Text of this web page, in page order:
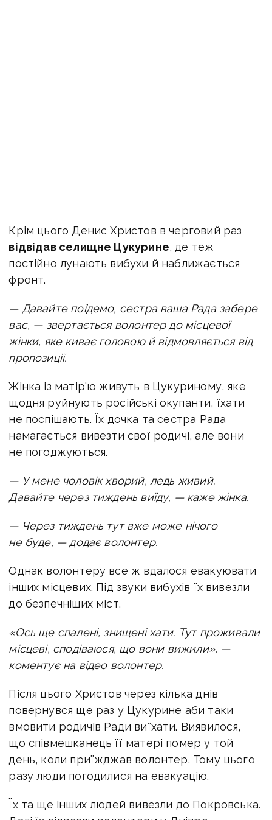
Крім цього Денис Христов в черговий раз
відвідав селищне Цукурине, де теж
постійно лунають вибухи й наближається
фронт.
— Давайте поїдемо, сестра ваша Рада забере
вас, — звертається волонтер до місцевої
жінки, яке киває головою й відмовляється від
пропозиції.
Жінка із матір'ю живуть в Цукуриному, яке
щодня руйнують російські окупанти, їхати
не поспішають. Їх дочка та сестра Рада
намагається вивезти свої родичі, але вони
не погоджуються.
— У мене чоловік хворий, ледь живий.
Давайте через тиждень виїду, — каже жінка.
— Через тиждень тут вже може нічого
не буде, — додає волонтер.
Однак волонтеру все ж вдалося евакуювати
інших місцевих. Під звуки вибухів їх вивезли
до безпечніших міст.
«Ось ще спалені, знищені хати. Тут проживали
місцеві, сподіваюся, що вони вижили», —
коментує на відео волонтер.
Після цього Христов через кілька днів
повернувся ще раз у Цукурине аби таки
вмовити родичів Ради виїхати. Виявилося,
що співмешканець її матері помер у той
день, коли приїжджав волонтер. Тому цього
разу люди погодилися на евакуацію.
Їх та ще інших людей вивезли до Покровська.